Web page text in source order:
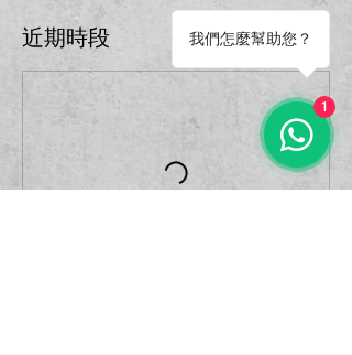
近期時段 我們怎麼幫助您？
1